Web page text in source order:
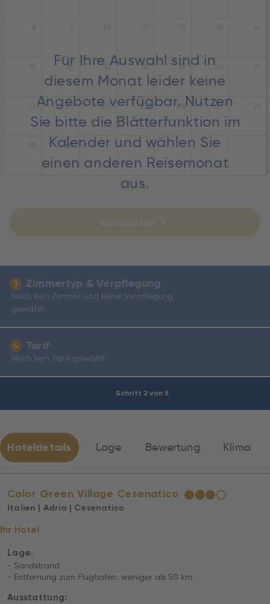
Schritt 2 von 5
Für Ihre Auswahl sind in
diesem Monat leider keine
Angebote verfügbar. Nutzen
Sie bitte die Blätterfunktion im
Kalender und wählen Sie
einen anderen Reisemonat
aus.
16 17 18 19 20
23 24 25 26 27
30
3 Zimmertyp & Verpflegung
Noch kein Zimmer und keine Verpflegung
gewählt.
4 Tarif
Noch kein Tarif gewählt
Hoteldetails Lage Bewertung Klima
Color Green Village Cesenatico ★★★☆
Italien | Adria | Cesenatico
Ihr Hotel
Lage:
- Sandstrand
- Entfernung zum Flughafen: weniger als 50 km
Ausstattung: